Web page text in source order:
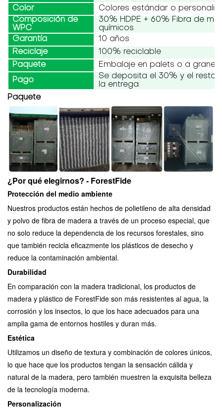
Color
Colores estándar o
Composición de
WPC
30% HDPE + 60% Fibra de
químicos
Garantía
10 años
Reciclaje
100% reciclable
Paquete
Embalaje en palets o a granel
Pago
Se deposita el 30% y el resto
la entrega.
Paquete
¿Por qué elegirnos? - ForestFide
Protección del medio ambiente
Nuestros productos están hechos de polietileno de alta densidad
y polvo de fibra de madera a través de un proceso especial, que
no solo reduce la dependencia de los recursos forestales, sino
que también recicla eficazmente los plásticos de desecho y
reduce la contaminación ambiental.
Durabilidad
En comparación con la madera tradicional, los productos de
madera y plástico de ForestFide son más resistentes al agua, la
corrosión y los insectos, lo que los hace adecuados para una
amplia gama de entornos hostiles y duran más.
Estética
Utilizamos un diseño de textura y combinación de colores únicos,
lo que hace que los productos tengan la sensación cálida y
natural de la madera, pero también muestren la exquisita belleza
de la tecnología moderna.
Personalización